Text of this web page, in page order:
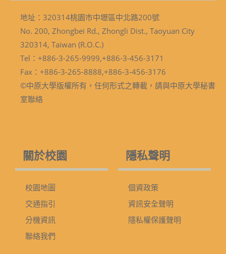
地址：320314桃園市中壢區中北路200號
No. 200, Zhongbei Rd., Zhongli Dist., Taoyuan City
320314, Taiwan (R.O.C.)
Tel：+886-3-265-9999,+886-3-456-3171
Fax：+886-3-265-8888,+886-3-456-3176
©中原大學版權所有，任何形式之轉載，請與中原大學秘書
室聯絡
關於校園
校園地圖
交通指引
分機資訊
聯絡我們
隱私聲明
個資政策
資訊安全聲明
隱私權保護聲明